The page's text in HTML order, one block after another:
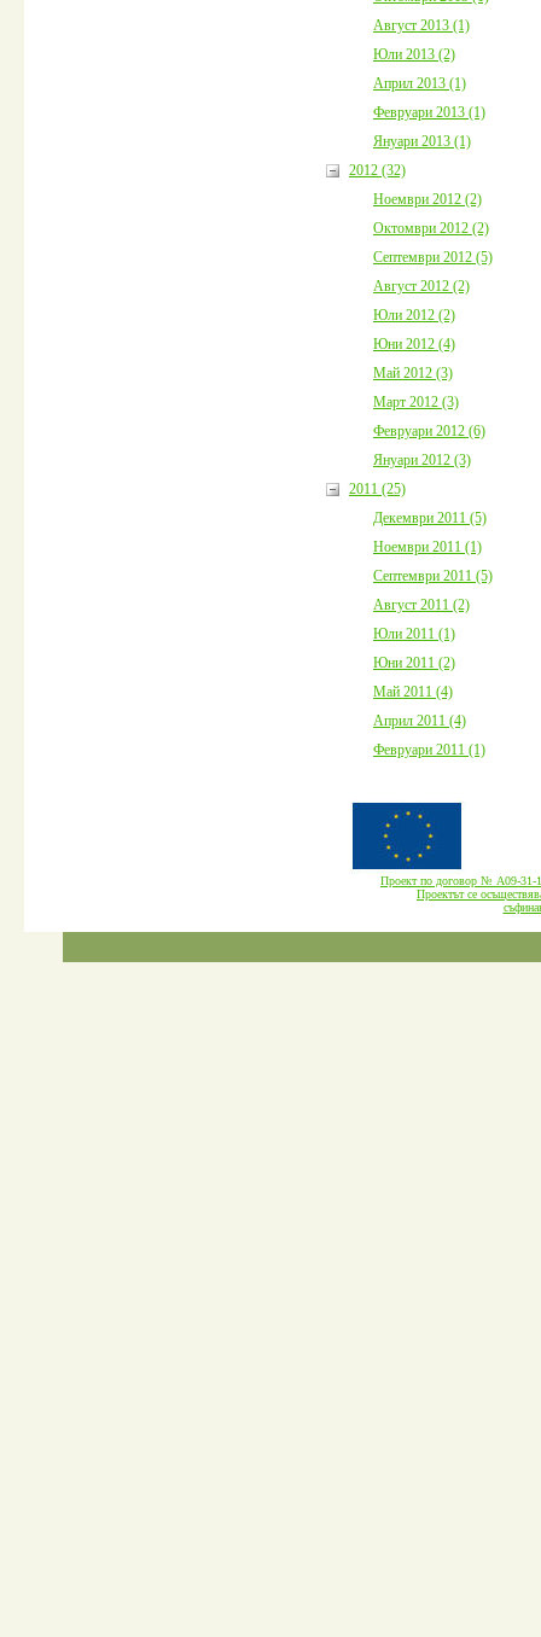
Август 2013 (1)
Юли 2013 (2)
Април 2013 (1)
Февруари 2013 (1)
Януари 2013 (1)
2012 (32)
Ноември 2012 (2)
Октомври 2012 (2)
Септември 2012 (5)
Август 2012 (2)
Юли 2012 (2)
Юни 2012 (4)
Май 2012 (3)
Март 2012 (3)
Февруари 2012 (6)
Януари 2012 (3)
2011 (25)
Декември 2011 (5)
Ноември 2011 (1)
Септември 2011 (5)
Август 2011 (2)
Юли 2011 (1)
Юни 2011 (2)
Май 2011 (4)
Април 2011 (4)
Февруари 2011 (1)
Проект по договор № А09-
Проектът се